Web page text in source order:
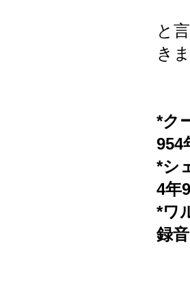
と
き
*ク
954
*シ
4年
*ワ
録音